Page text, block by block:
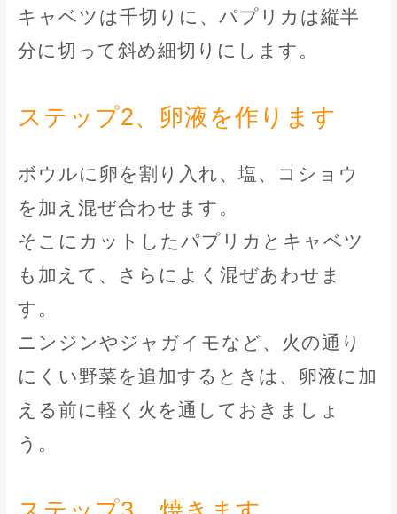
キャベツは千切りに、パプリカは縦半
分に切って斜め細切りにします。
ステップ2、卵液を作ります
ボウルに卵を割り入れ、塩、コショウ
を加え混ぜ合わせます。
そこにカットしたパプリカとキャベツ
も加えて、さらによく混ぜあわせま
す。
ニンジンやジャガイモなど、火の通り
にくい野菜を追加するときは、卵液に加
える前に軽く火を通しておきましょ
う。